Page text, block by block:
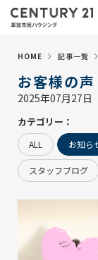
HOME 記事一覧
お客様の
2025年07月27日
カテゴリー：
ALL お知ら
スタッフブログ